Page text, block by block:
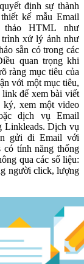
định sự thành
kế mẫu Email
thảo HTML như
trình xử lý ảnh như
sẵn có trong các
quan trọng khi
ràng mục tiêu của
với một mục tiêu,
để xem bài viết
ký, xem một video
dịch vụ Email
Linkleads. Dịch vụ
gửi đi Email với
có tính năng thống
qua các số liệu:
người click, lượng